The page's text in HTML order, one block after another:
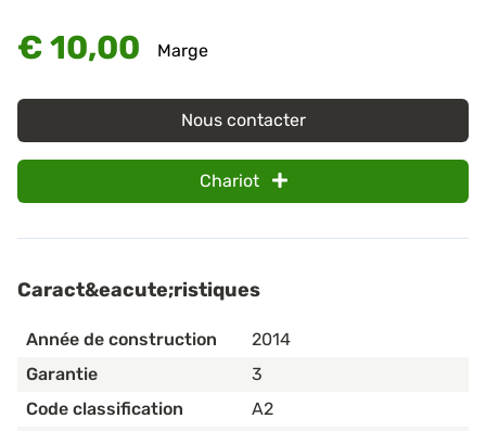
€ 10,00 Marge
Nous contacter
Chariot
Caract&eacute;ristiques
Année de construction
2014
Garantie
3
Code classification
A2